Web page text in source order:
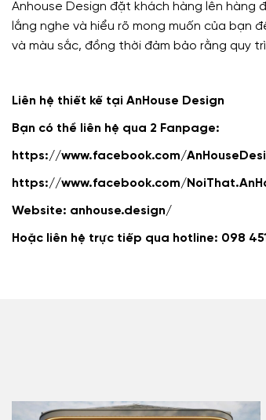
Anhouse Design đặt khách hàng lên hàng
lắng nghe và hiểu rõ mong muốn của bạn
và màu sắc, đồng thời đảm bảo rằng quy
Liên hệ thiết kế tại AnHouse Design
Bạn có thể liên hệ qua 2 Fanpage:
https://www.facebook.com/
https://www.facebook.com/
Website: anhouse.design/
Hoặc liên hệ trực tiếp qua hotline: 098